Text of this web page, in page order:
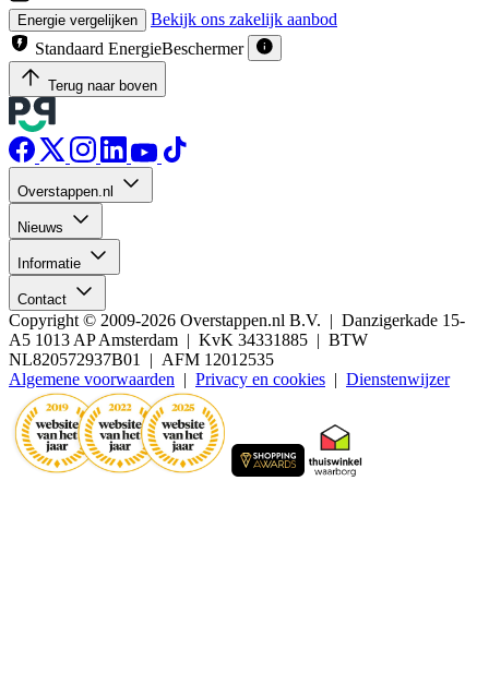
Energie vergelijken
Bekijk ons zakelijk aanbod
Standaard EnergieBeschermer
Terug naar boven
Overstappen.nl
Nieuws
Informatie
Contact
Copyright © 2009-2026 Overstappen.nl B.V. | Danzigerkade 15-
A5 1013 AP Amsterdam | KvK 34331885 | BTW
NL820572937B01 | AFM 12012535
Algemene voorwaarden | Privacy en cookies | Dienstenwijzer